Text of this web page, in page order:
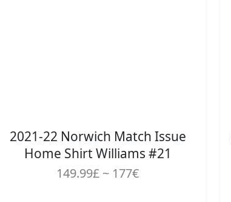
2021-22 Norwich Match Issue
Home Shirt Williams #21
149.99£ ~ 177€